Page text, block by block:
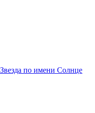
по имени Солнце